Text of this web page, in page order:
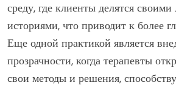
среду, где клиенты делятся
историями, что приводит к более
Еще одной практикой является
прозрачности, когда терапевты
свои методы и решения,